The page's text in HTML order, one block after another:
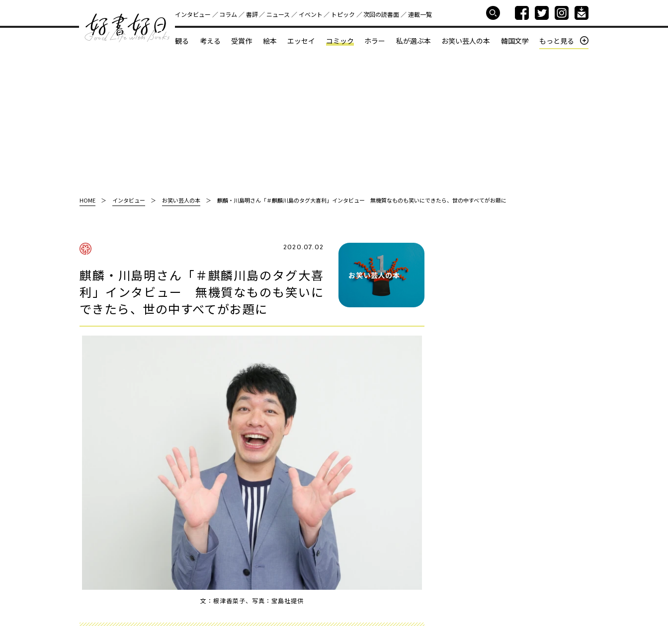
好書好日
インタビュー コラム 書評 ニュース イベント トピック 次回の読書⾯ 連載一覧
観る 考える 受賞作 絵本 エッセイ コミック ホラー 私が選ぶ本 お笑い芸人の本 韓国文学 もっと見る
HOME インタビュー お笑い芸人の本 麒麟・川島明さん「＃麒麟川島のタグ大喜利」インタビュー 無機質なものも笑いにできたら、世の中すべてがお題に
お笑い芸人の本
2020.07.02
麒麟・川島明さん「＃麒麟川島のタグ大喜
利」インタビュー 無機質なものも笑いに
できたら、世の中すべてがお題に
文：根津香菜子、写真：宝島社提供